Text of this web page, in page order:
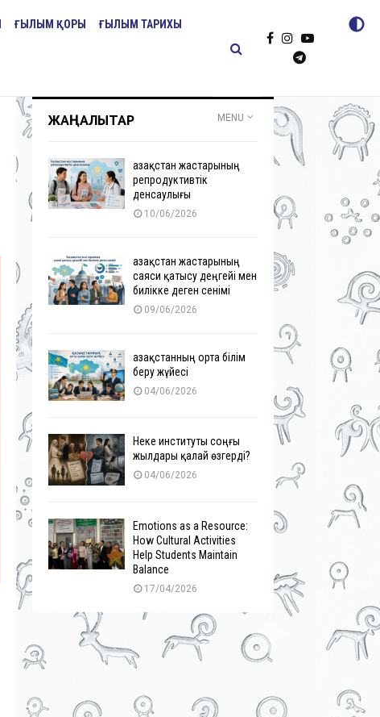
ҒЫЛЫМ ҚОРЫ ҒЫЛЫМ ТАРИХЫ
ЖАҢАЛЫҚТАР MENU
Қазақстан жастарының
репродуктивтік
денсаулығы
10/06/2026
Қазақстан жастарының
саяси қатысу деңгейі мен
билікке деген сенімі
09/06/2026
Қазақстанның орта білім
беру жүйесі
04/06/2026
Неке институты соңғы
жылдары қалай өзгерді?
04/06/2026
Emotions as a Resource:
How Cultural Activities
Help Students Maintain
Balance
17/04/2026